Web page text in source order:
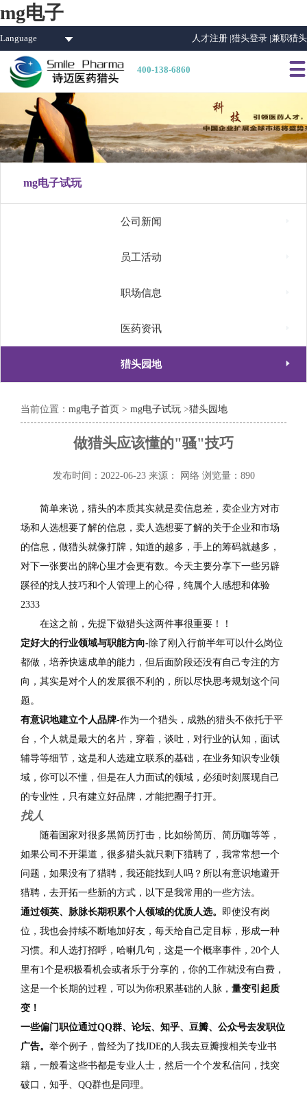
mg电子
Language 人才注册 |猎头登录 |兼职猎头
400-138-6860 
mg电子试玩
公司新闻
员工活动
职场信息
医药资讯
猎头园地 
当前位置： mg电子首页 > mg电子试玩 >猎头园地
做猎头应该懂的"骚"技巧
发布时间：2022-06-23 来源： 网络 浏览量：890
简单来说，猎头的本质其实就是卖信息差，卖企业方对市
场和人选想要了解的信息，卖人选想要了解的关于企业和市场
的信息，做猎头就像打牌，知道的越多，手上的筹码就越多，
对下一张要出的牌心里才会更有数。今天主要分享下一些另辟
蹊径的找人技巧和个人管理上的心得，纯属个人感想和体验
2333
在这之前，先提下做猎头这两件事很重要！！
定好大的行业领域与职能方向-除了刚入行前半年可以什么岗位
都做，培养快速成单的能力，但后面阶段还没有自己专注的方
向，其实是对个人的发展很不利的，所以尽快思考规划这个问
题。
有意识地建立个人品牌-作为一个猎头，成熟的猎头不依托于平
台，个人就是最大的名片，穿着，谈吐，对行业的认知，面试
辅导等细节，这是和人选建立联系的基础，在业务知识专业领
域，你可以不懂，但是在人力面试的领域，必须时刻展现自己
的专业性，只有建立好品牌，才能把圈子打开。
找人
随着国家对很多黑简历打击，比如纷简历、简历咖等等，
如果公司不开渠道，很多猎头就只剩下猎聘了，我常常想一个
问题，如果没有了猎聘，我还能找到人吗？所以有意识地避开
猎聘，去开拓一些新的方式，以下是我常用的一些方法。
通过领英、脉脉长期积累个人领域的优质人选。 即使没有岗
位，我也会持续不断地加好友，每天给自己定目标，形成一种
习惯。和人选打招呼，哈喇几句，这是一个概率事件，20个人
里有1个是积极看机会或者乐于分享的，你的工作就没有白费，
这是一个长期的过程，可以为你积累基础的人脉， 量变引起质
变！
一些偏门职位通过QQ群、论坛、知乎、豆瓣、公众号去发职位
广告。 举个例子，曾经为了找JDE的人我去豆瓣搜相关专业书
籍，一般看这些书都是专业人士，然后一个个发私信问，找突
破口，知乎、QQ群也是同理。